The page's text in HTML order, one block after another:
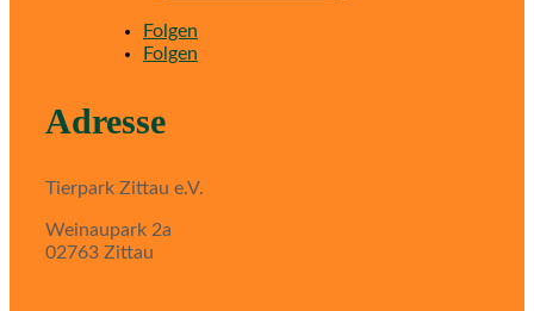
Folgen
Folgen
Adresse
Tierpark Zittau e.V.
Weinaupark 2a
02763 Zittau